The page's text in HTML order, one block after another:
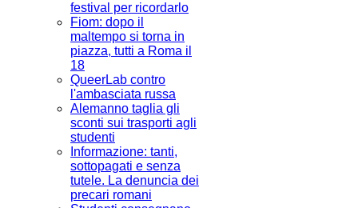
festival per ricordarlo
Fiom: dopo il
maltempo si torna in
piazza, tutti a Roma il
18
QueerLab contro
l'ambasciata russa
Alemanno taglia gli
sconti sui trasporti agli
studenti
Informazione: tanti,
sottopagati e senza
tutele. La denuncia dei
precari romani